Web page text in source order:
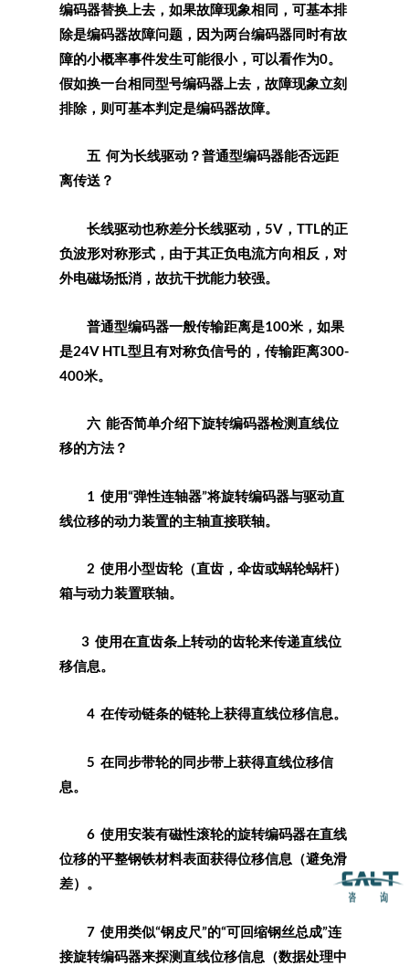
编码器替换上去，如果故障现象相同，可基本排
除是编码器故障问题，因为两台编码器同时有故
障的小概率事件发生可能很小，可以看作为0。
假如换一台相同型号编码器上去，故障现象立刻
排除，则可基本判定是编码器故障。
五 何为长线驱动？普通型编码器能否远距
离传送？
长线驱动也称差分长线驱动，5V，TTL的正
负波形对称形式，由于其正负电流方向相反，对
外电磁场抵消，故抗干扰能力较强。
普通型编码器一般传输距离是100米，如果
是24V HTL型且有对称负信号的，传输距离300-
400米。
六 能否简单介绍下旋转编码器检测直线位
移的方法？
1 使用“弹性连轴器”将旋转编码器与驱动直
线位移的动力装置的主轴直接联轴。
2 使用小型齿轮（直齿，伞齿或蜗轮蜗杆）
箱与动力装置联轴。
3 使用在直齿条上转动的齿轮来传递直线位
移信息。
4 在传动链条的链轮上获得直线位移信息。
5 在同步带轮的同步带上获得直线位移信
息。
6 使用安装有磁性滚轮的旋转编码器在直线
位移的平整钢铁材料表面获得位移信息（避免滑
差）。
7 使用类似“钢皮尺”的“可回缩钢丝总成”连
接旋转编码器来探测直线位移信息（数据处理中